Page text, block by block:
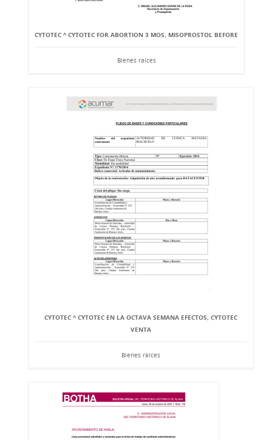
CYTOTEC ^ CYTOTEC FOR ABORTION 3 MOS, MISOPROSTOL BEFORE
Bienes raíces
CYTOTEC ^ CYTOTEC EN LA OCTAVA SEMANA EFECTOS, CYTOTEC
VENTA
Bienes raíces